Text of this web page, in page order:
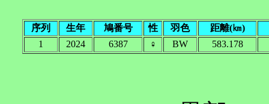
序列 生年 鳩番号 性 羽色
距離(㎞)
1
2024 6387 ♀ BW 583.178